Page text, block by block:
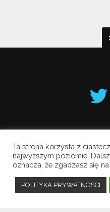
Krakowski
Copyright © 2019
Polityka
Ta strona korzysta z
najwyższym poziomie.
oznacza, że zgadzasz się na
POLITYKA PRYWATNOŚCI